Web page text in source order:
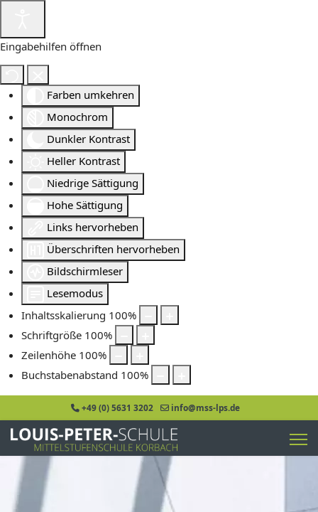
Eingabehilfen öffnen
Farben umkehren
Monochrom
Dunkler Kontrast
Heller Kontrast
Niedrige Sättigung
Hohe Sättigung
Links hervorheben
Überschriften hervorheben
Bildschirmleser
Lesemodus
Inhaltsskalierung 100%
Schriftgröße 100%
Zeilenhöhe 100%
Buchstabenabstand 100%
+49 (0) 5631 3202 info@mss-lps.de